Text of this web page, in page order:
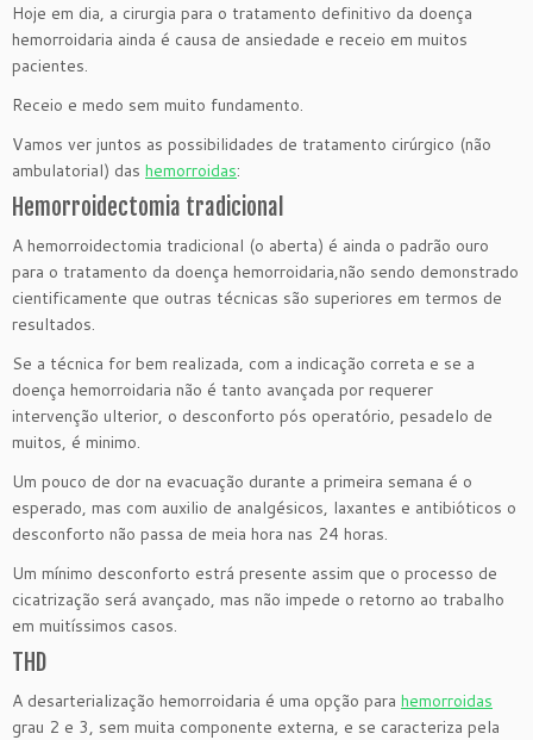
Hoje em dia, a cirurgia para o tratamento definitivo da doença
hemorroidaria ainda é causa de ansiedade e receio em muitos
pacientes.
Receio e medo sem muito fundamento.
Vamos ver juntos as possibilidades de tratamento cirúrgico (não
ambulatorial) das hemorroidas:
Hemorroidectomia tradicional
A hemorroidectomia tradicional (o aberta) é ainda o padrão ouro
para o tratamento da doença hemorroidaria,não sendo demonstrado
cientificamente que outras técnicas são superiores em termos de
resultados.
Se a técnica for bem realizada, com a indicação correta e se a
doença hemorroidaria não é tanto avançada por requerer
intervenção ulterior, o desconforto pós operatório, pesadelo de
muitos, é minimo.
Um pouco de dor na evacuação durante a primeira semana é o
esperado, mas com auxilio de analgésicos, laxantes e antibióticos o
desconforto não passa de meia hora nas 24 horas.
Um mínimo desconforto estrá presente assim que o processo de
cicatrização será avançado, mas não impede o retorno ao trabalho
em muitíssimos casos.
THD
A desarterialização hemorroidaria é uma opção para hemorroidas
grau 2 e 3, sem muita componente externa, e se caracteriza pela